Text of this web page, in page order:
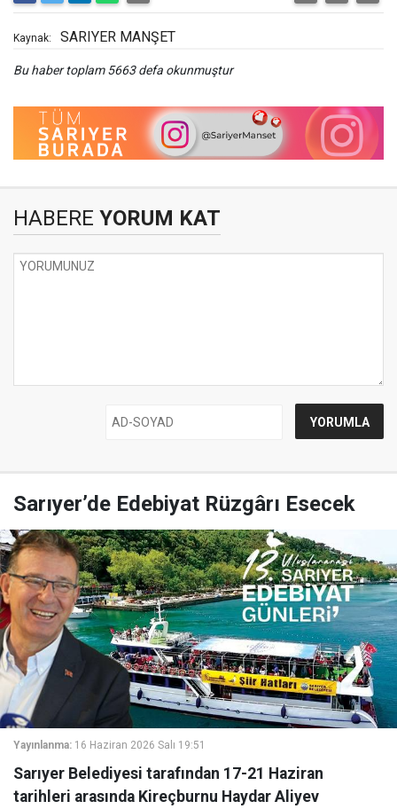
Kaynak: SARIYER MANŞET
Bu haber toplam 5663 defa okunmuştur
HABERE YORUM KAT
Sarıyer’de Edebiyat Rüzgârı Esecek
Yayınlanma: 16 Haziran 2026 Salı 19:51
Sarıyer Belediyesi tarafından 17-21 Haziran
tarihleri arasında Kireçburnu Haydar Aliyev